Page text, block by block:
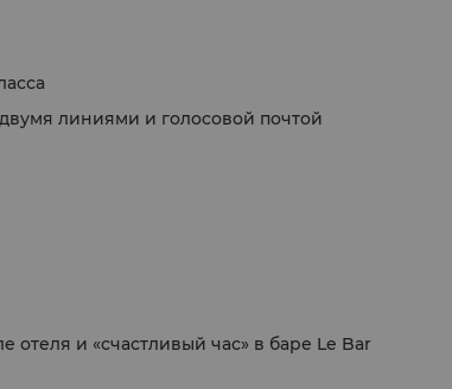
линиями и голосовой почтой
и «счастливый час» в баре Le Bar